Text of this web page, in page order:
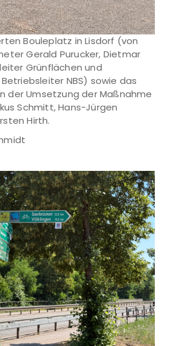
Bouleplatz in Lisdorf (von
Gerald Purucker, Dietmar
Grünflächen und
NBS) sowie das
der Umsetzung der Maßnahme
Schmitt, Hans-Jürgen
Hirth.